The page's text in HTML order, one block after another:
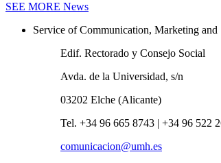
SEE MORE News
Service of Communication, Marketing and
Edif. Rectorado y Consejo Social
Avda. de la Universidad, s/n
03202 Elche (Alicante)
Tel. +34 96 665 8743 | +34 96 522
comunicacion@umh.es